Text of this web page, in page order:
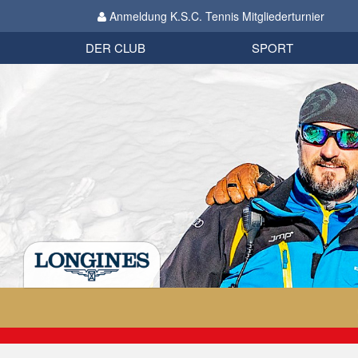
Anmeldung K.S.C. Tennis Mitgliederturnier
DER CLUB
Organisation
SPORT
Biathlon
Datenschutzverordnung 2018
Impressum